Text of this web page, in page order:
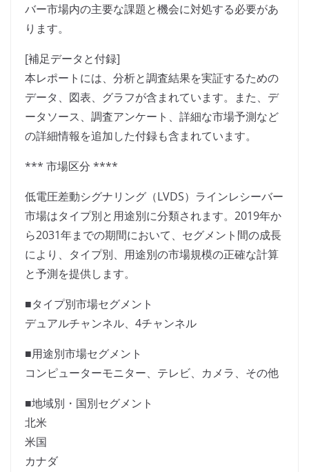
バー市場内の主要な課題と機会に対処する必要があ
ります。
[補足データと付録]
本レポートには、分析と調査結果を実証するための
データ、図表、グラフが含まれています。また、デ
ータソース、調査アンケート、詳細な市場予測など
の詳細情報を追加した付録も含まれています。
*** 市場区分 ****
低電圧差動シグナリング（LVDS）ラインレシーバー
市場はタイプ別と用途別に分類されます。2019年か
ら2031年までの期間において、セグメント間の成長
により、タイプ別、用途別の市場規模の正確な計算
と予測を提供します。
■タイプ別市場セグメント
デュアルチャンネル、4チャンネル
■用途別市場セグメント
コンピューターモニター、テレビ、カメラ、その他
■地域別・国別セグメント
北米
米国
カナダ